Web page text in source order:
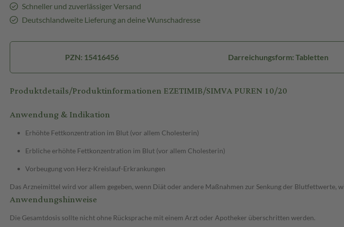
Schneller und zuverlässiger Versand
Deutschlandweite Lieferung an deine Wunschadresse
PZN: 15416456 Darreichungsform: Tabletten
Produktdetails/Produktinformationen EZETIMIB/SIMVA PUREN 10/20
Anwendung & Indikation
Erhöhte Fettkonzentration im Blut (vor allem Cholesterin)
Erbliche erhöhte Fettkonzentration im Blut (vor allem Cholesterin)
Vorbeugung von Herz-Kreislauf-Erkrankungen
Das Arzneimittel wird vor allem gegeben, wenn Diät oder andere Maßnahmen zur Senkung der Blutfettwerte,
Anwendungshinweise
Die Gesamtdosis sollte nicht ohne Rücksprache mit einem Arzt oder Apotheker überschritten werden.